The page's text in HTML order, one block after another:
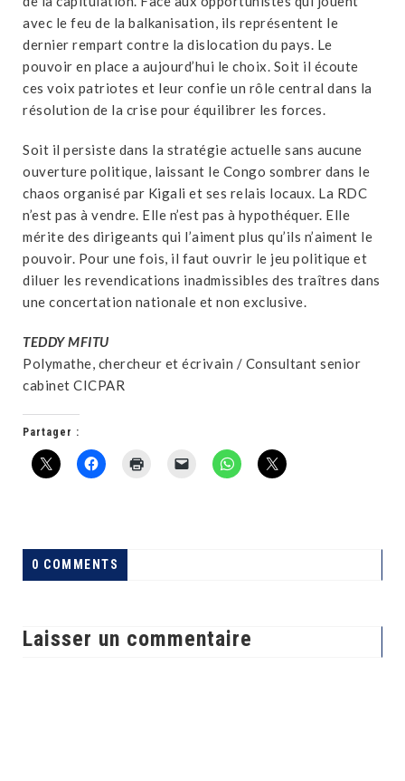
avec le feu de la balkanisation, ils représentent le
dernier rempart contre la dislocation du pays. Le
pouvoir en place a aujourd’hui le choix. Soit il écoute
ces voix patriotes et leur confie un rôle central dans la
résolution de la crise pour équilibrer les forces.
Soit il persiste dans la stratégie actuelle sans aucune
ouverture politique, laissant le Congo sombrer dans le
chaos organisé par Kigali et ses relais locaux. La RDC
n’est pas à vendre. Elle n’est pas à hypothéquer. Elle
mérite des dirigeants qui l’aiment plus qu’ils n’aiment le
pouvoir. Pour une fois, il faut ouvrir le jeu politique et
diluer les revendications inadmissibles des traîtres dans
une concertation nationale et non exclusive.
TEDDY MFITU
Polymathe, chercheur et écrivain / Consultant senior
cabinet CICPAR
Partager :
0 COMMENTS
Laisser un commentaire